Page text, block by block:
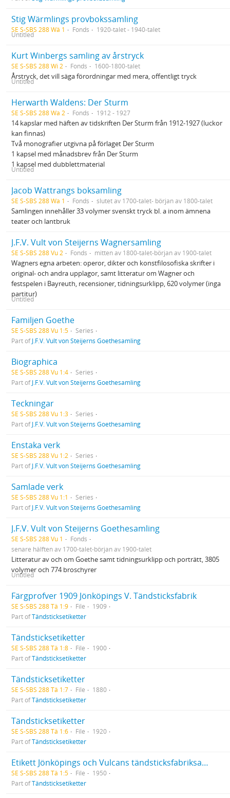
Stig Wärmlings provbokssamling
SE S-SBS 288 Wä 1 Fonds 1920-talet - 1940-talet
Untitled
Kurt Winbergs samling av årstryck
SE S-SBS 288 Wi 2 Fonds 1600-1800-talet
Årstryck, det vill säga förordningar med mera, offentligt tryck
Untitled
Herwarth Waldens: Der Sturm
SE S-SBS 288 Wa 2 Fonds 1912 - 1927
14 kapslar med häften av tidskriften Der Sturm från 1912-1927 (luckor
kan finnas)
Två monografier utgivna på förlaget Der Sturm
1 kapsel med månadsbrev från Der Sturm
1 kapsel med dubblettmaterial
Untitled
Jacob Wattrangs boksamling
SE S-SBS 288 Wa 1 Fonds slutet av 1700-talet- början av 1800-talet
Samlingen innehåller 33 volymer svenskt tryck bl. a inom ämnena
teater och lantbruk
J.F.V. Vult von Steijerns Wagnersamling
SE S-SBS 288 Vu 2 Fonds mitten av 1800-talet-början av 1900-talet
Wagners egna arbeten: operor, dikter och konstfilosofiska skrifter i
original- och andra upplagor, samt litteratur om Wagner och
festspelen i Bayreuth, recensioner, tidningsurklipp, 620 volymer (inga
partitur)
Untitled
Familjen Goethe
SE S-SBS 288 Vu 1:5
Series
Part ofJ.F.V. Vult von Steijerns Goethesamling
Biographica
SE S-SBS 288 Vu 1:4
Series
Part ofJ.F.V. Vult von Steijerns Goethesamling
Teckningar
SE S-SBS 288 Vu 1:3
Series
Part ofJ.F.V. Vult von Steijerns Goethesamling
Enstaka verk
SE S-SBS 288 Vu 1:2
Series
Part ofJ.F.V. Vult von Steijerns Goethesamling
Samlade verk
SE S-SBS 288 Vu 1:1
Series
Part ofJ.F.V. Vult von Steijerns Goethesamling
J.F.V. Vult von Steijerns Goethesamling
SE S-SBS 288 Vu 1
Fonds
senare hälften av 1700-talet-början av 1900-talet
Litteratur av och om Goethe samt tidningsurklipp och porträtt, 3805
volymer och 774 broschyrer
Untitled
Färgprofver 1909 Jönköpings V. Tändsticksfabrik
SE S-SBS 288 Tä 1:9 File
1909
Part ofTändsticksetiketter
Tändsticksetiketter
SE S-SBS 288 Tä 1:8 File
1900
Part ofTändsticksetiketter
Tändsticksetiketter
SE S-SBS 288 Tä 1:7 File
1880
Part ofTändsticksetiketter
Tändsticksetiketter
SE S-SBS 288 Tä 1:6 File
1920
Part ofTändsticksetiketter
Etikett Jönköpings och Vulcans tändsticksfabriksaktiebolag 7292-8521
SE S-SBS 288 Tä 1:5 File
1950
Part ofTändsticksetiketter